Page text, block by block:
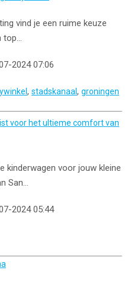
vind je een ruime keuze
top...
2024 07:06
, stadskanaal , groningen
voor het ultieme comfort van
kinderwagen voor jouw kleine
San...
2024 05:44